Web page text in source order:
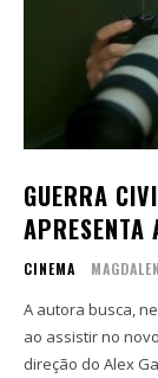
GUERRA
APRESENTA
CINEMA
A autora busca,
ao assistir no
direção do Alex